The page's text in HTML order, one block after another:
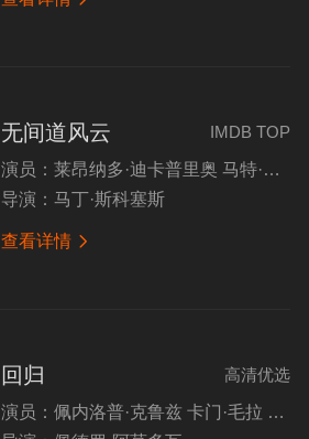
IMDB TOP
无间道风云
演员： 莱昂纳多·迪卡普里奥 马特·达蒙 杰克·尼科尔森 马克·沃尔伯格 马丁·辛 雷·温斯顿
导演： 马丁·斯科塞斯
查看详情 
高清优选
回归
演员： 佩内洛普·克鲁兹 卡门·毛拉 洛拉·杜埃尼亚斯 布兰卡·波蒂略 约阿娜·科沃 丘斯·兰普雷亚维